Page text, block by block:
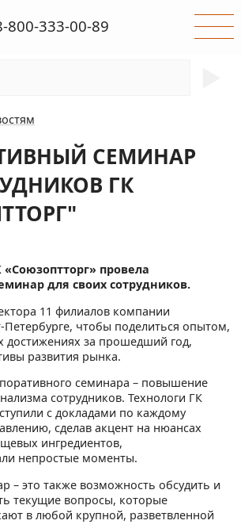
СЕМИНАР
ГК
«Союзоптторг» провела
для своих сотрудников.
11 филиалов компании
Петербурге, чтобы поделиться опытом,
достижениях за прошедший год,
развития рынка.
семинара – повышение
сотрудников. Технологи ГК
с докладами по каждому
сделав акцент на нюансах
ингредиентов,
непростые моменты.
– это также возможность обсудить и
текущие вопросы, которые
в любой крупной, разветвленной
800-333-00-89